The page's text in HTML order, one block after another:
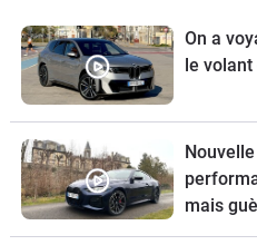
On a
le
mais
GTI